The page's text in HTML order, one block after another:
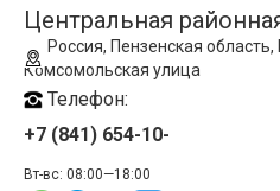
Центральная
Россия, Пензенская область,
Комсомольская улица
Телефон:
+7 (841) 654-10-
Вт-вс: 08:00—18:00